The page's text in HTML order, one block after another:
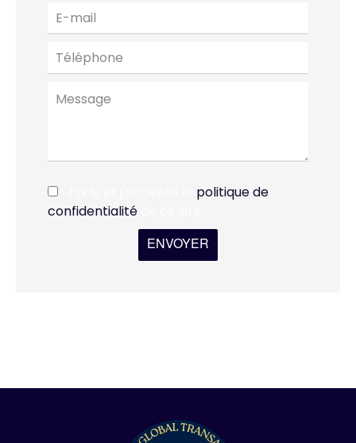
politique de
confidentialité
ENVOYER